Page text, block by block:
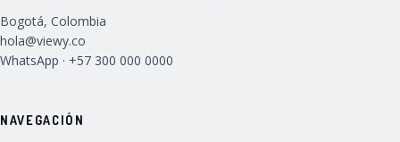
Bogotá, Colombia
hola@viewy.co
WhatsApp · +57 300 000 0000
NAVEGACIÓN